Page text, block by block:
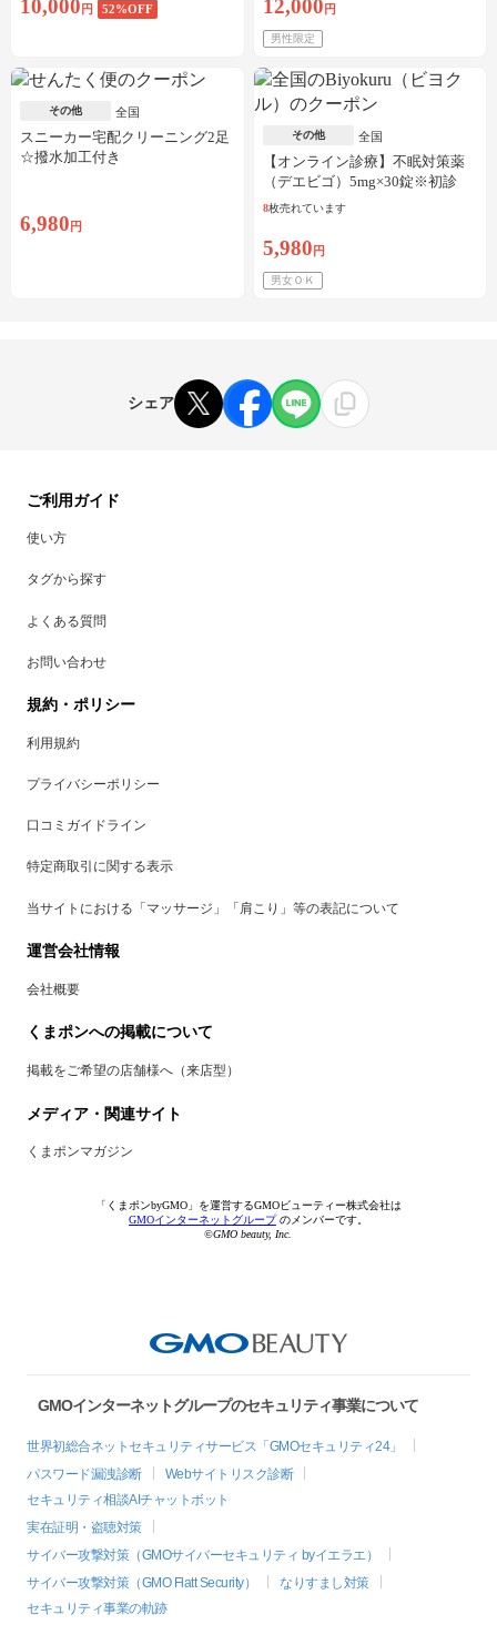
10,000 円 52%OFF 12,000 円
男性限定
その他 全国
スニーカー宅配クリーニング2足
☆撥水加工付き
6,980 円
その他 全国
【オンライン診療】不眠対策薬
（デエビゴ）5mg×30錠※初診
料・送料込
8枚売れています
5,980 円
男女ＯＫ
シェア
ご利用ガイド
使い方
タグから探す
よくある質問
お問い合わせ
規約・ポリシー
利用規約
プライバシーポリシー
口コミガイドライン
特定商取引に関する表示
当サイトにおける「マッサージ」「肩こり」等の表記について
運営会社情報
会社概要
くまポンへの掲載について
掲載をご希望の店舗様へ（来店型）
メディア・関連サイト
くまポンマガジン
「くまポンbyGMO」を運営するGMOビューティー株式会社は
GMOインターネットグループのメンバーです。
©GMO beauty, Inc.
GMOインターネットグループのセキュリティ事業について
世界初総合ネットセキュリティサービス「GMOセキュリティ24」
パスワード漏洩診断
Webサイトリスク診断
セキュリティ相談AIチャットボット
実在証明・盗聴対策
サイバー攻撃対策（GMOサイバーセキュリティ byイエラエ）
サイバー攻撃対策（GMO Flatt Security）
なりすまし対策
セキュリティ事業の軌跡